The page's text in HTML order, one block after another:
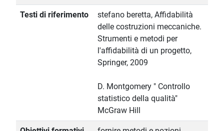
Testi di riferimento
stefano beretta, Affidabilità
delle costruzioni meccaniche.
Strumenti e metodi per
l'affidabilità di un progetto,
Springer, 2009
D. Montgomery " Controllo
statistico della qualità"
McGraw Hill